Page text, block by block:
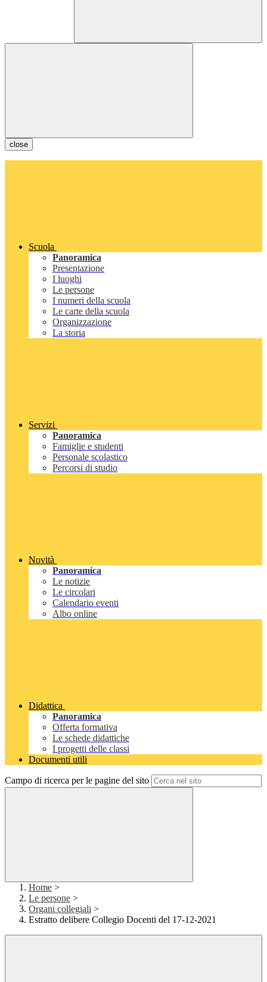
close
Scuola
Panoramica
Presentazione
I luoghi
Le persone
I numeri della scuola
Le carte della scuola
Organizzazione
La storia
Servizi
Panoramica
Famiglie e studenti
Personale scolastico
Percorsi di studio
Novità
Panoramica
Le notizie
Le circolari
Calendario eventi
Albo online
Didattica
Panoramica
Offerta formativa
Le schede didattiche
I progetti delle classi
Documenti utili
Campo di ricerca per le pagine del sito
Home >
Le persone >
Organi collegiali >
Estratto delibere Collegio Docenti del 17-12-2021